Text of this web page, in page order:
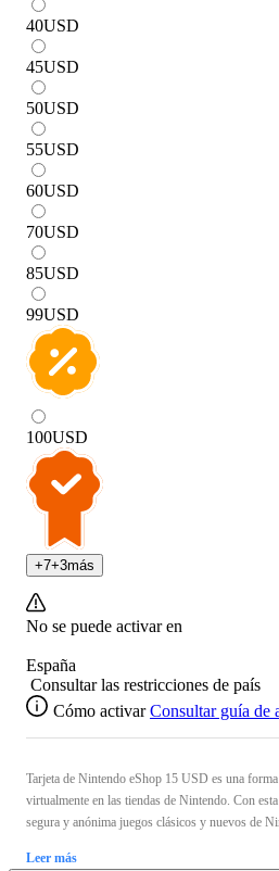
40USD
45USD
50USD
55USD
60USD
70USD
85USD
99USD
100USD
+7+3más
No se puede activar en
España
Consultar las restricciones de país
Cómo activar Consultar guía de
Tarjeta de Nintendo eShop 15 USD es una
virtualmente en las tiendas de Nintendo. Con
segura y anónima juegos clásicos y nuevos de
Leer más